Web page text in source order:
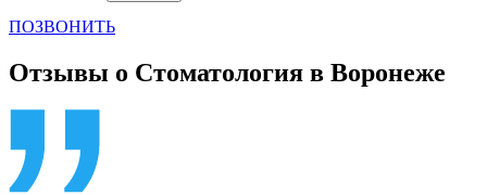
ПОЗВОНИТЬ
Отзывы о Стоматология в Воронеже